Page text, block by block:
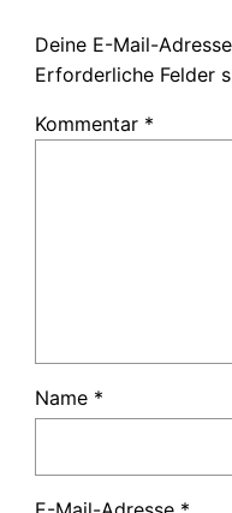
Deine E-Mail-
Erforderliche Felder
Kommentar *
Name *